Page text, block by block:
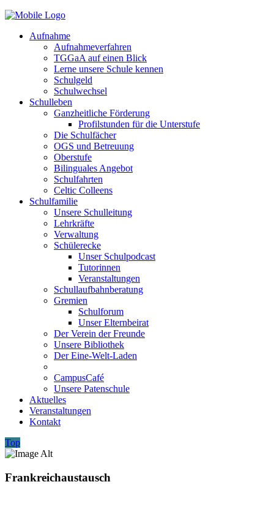
Aufnahme
Aufnahmeverfahren
TGGaA auf einen Blick
Lerne unsere Schule kennen
Schulgeld
Schulwechsel
Schulleben
Ganzheitliche Förderung
Profilstunden für die Unterstufe
Die Schulfächer
OGS und Betreuung
Oberstufe
Bilinguales Angebot
Schulfahrten
Celtic Colleens
Schulfamilie
Unsere Schulleitung
Lehrkräfte
Verwaltung
Schülerecke
Unser Schulpodcast
Tutorinnen
Veranstaltungen
Schullaufbahnberatung
Gremien
Schulforum
Unser Elternbeirat
Der Verein der Freunde
Unsere Bibliothek
Der Eine-Welt-Laden
CampusCafé
Unsere Patenschule
Aktuelles
Veranstaltungen
Kontakt
Top
Frankreichaustausch